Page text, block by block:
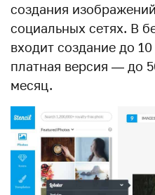
создания
социальных сетях. В
входит создание до
платная версия — до
месяц.